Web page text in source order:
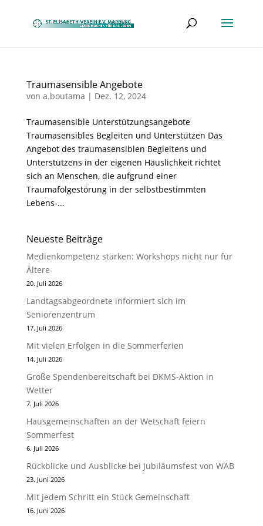
Traumasensible Angebote
von a.boutama | Dez. 12, 2024
Traumasensible Unterstützungsangebote
Traumasensibles Begleiten und Unterstützen Das
Angebot des traumasensiblen Begleitens und
Unterstützens in der eigenen Häuslichkeit richtet
sich an Menschen, die aufgrund einer
Traumafolgestörung in der selbstbestimmten
Lebens-...
Neueste Beiträge
Medienkompetenz stärken: Workshops nicht nur für
Ältere
20. Juli 2026
Landtagsabgeordnete informiert sich im
Seniorenzentrum
17. Juli 2026
Mit vielen Erfolgen in die Sommerferien
14. Juli 2026
Große Spendenbereitschaft bei DKMS-Aktion in
Wetter
7. Juli 2026
Hausgemeinschaften an der Wetschaft feiern
Sommerfest
6. Juli 2026
Rückblicke und Ausblicke bei Jubiläumsfest von WAB
23. Juni 2026
Mit jedem Schritt ein Stück Gemeinschaft
16. Juni 2026